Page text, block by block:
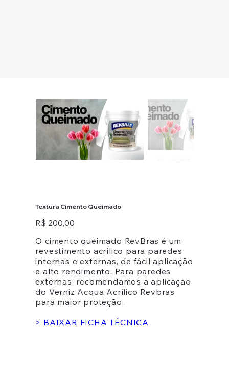
Textura Cimento Queimado
Preço
R$ 200,00
O cimento queimado RevBras é um
revestimento acrílico para paredes
internas e externas, de fácil aplicação
e alto rendimento. Para paredes
externas, recomendamos a aplicação
do Verniz Acqua Acrílico Revbras
para maior proteção.
> BAIXAR FICHA TÉCNICA